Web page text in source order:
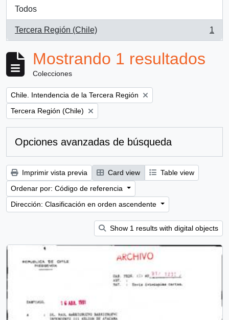
Todos
Tercera Región (Chile)
, 1 resultados
1
Mostrando 1 resultados
Colecciones
Remove filter:
Chile. Intendencia de la Tercera Región
Remove filter:
Tercera Región (Chile)
Opciones avanzadas de búsqueda
Imprimir vista previa Card view
Table view
Ordenar por: Código de referencia
Dirección: Clasificación en orden ascendente
Show 1 results with digital objects